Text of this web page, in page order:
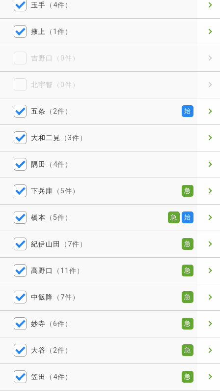
玉手 （4件）
掖上 （1件）
吉野口 （0件）
北宇智 （0件）
五条 （2件） 始
大和二見 （3件）
隅田 （4件）
下兵庫 （5件） 急
橋本 （5件） 急 始
紀伊山田 （7件） 急
高野口 （11件） 急
中飯降 （7件） 急
妙寺 （6件） 急
大谷 （2件） 急
笠田 （4件） 急